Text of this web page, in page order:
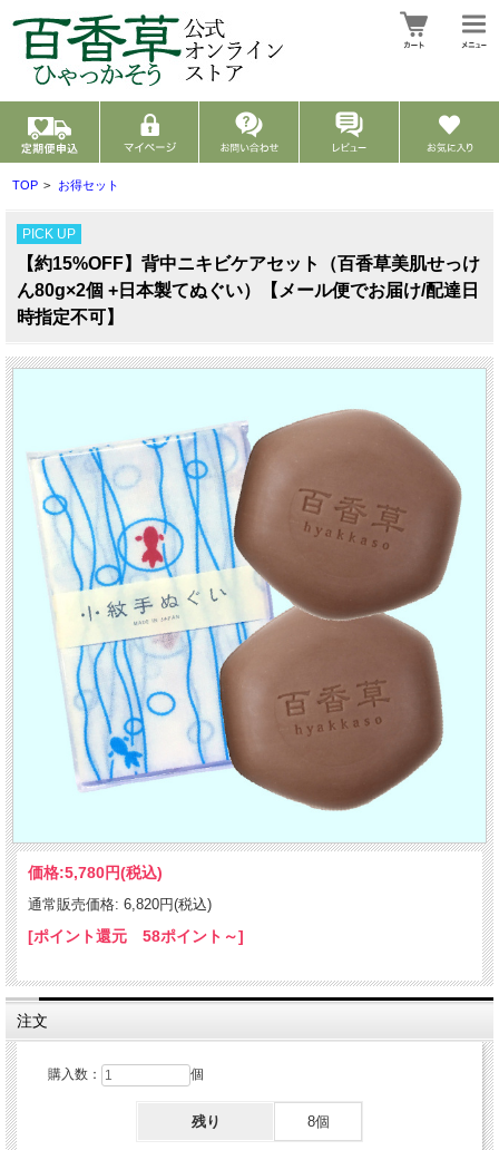
TOP > お得セット
PICK UP
【約15%OFF】背中ニキビケアセット（百香草美肌せっけ
ん80g×2個 +日本製てぬぐい）【メール便でお届け/配達日
時指定不可】
価格:5,780円(税込)
通常販売価格: 6,820円(税込)
[ポイント還元 58ポイント～]
注文
購入数： 個
残り 8個